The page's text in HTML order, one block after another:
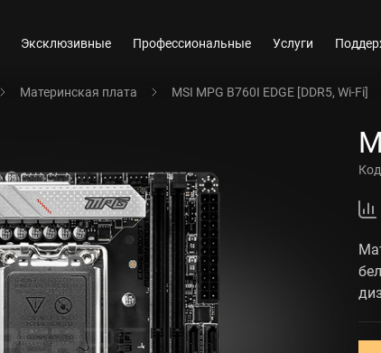
Эксклюзивные Профессиональные Услуги
Материнская плата MSI MPG B760I EDGE [DDR5, Wi-Fi]